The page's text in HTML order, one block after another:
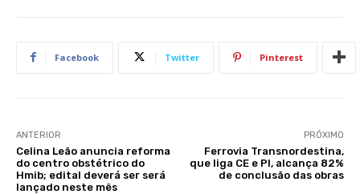
Facebook Twitter Pinterest
ANTERIOR
Celina Leão anuncia reforma
do centro obstétrico do
Hmib; edital deverá ser será
lançado neste mês
PRÓXIMO
Ferrovia Transnordestina,
que liga CE e PI, alcança 82%
de conclusão das obras